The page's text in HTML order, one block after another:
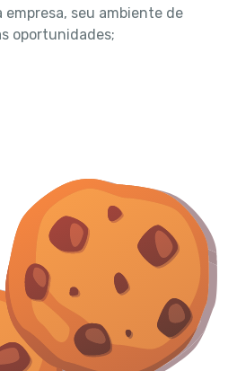
seu ambiente de
oportunidades;